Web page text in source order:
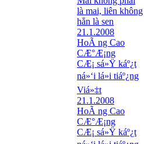
là mai, liên không
hẳn là sen
21.1.2008
HoÃ ng Cao
CÆ°Æ¡ng
CÆ¡ sá»Ÿ káº¿t
ná»‘i lá»i tiáº¿ng
Viá»‡t
21.1.2008
HoÃ ng Cao
CÆ°Æ¡ng
CÆ¡ sá»Ÿ káº¿t